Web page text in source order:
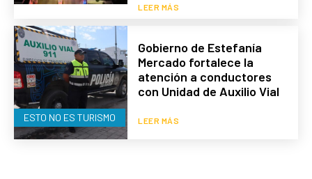
LEER MÁS
ESTO NO ES TURISMO
Gobierno de Estefanía
Mercado fortalece la
atención a conductores
con Unidad de Auxilio Vial
LEER MÁS